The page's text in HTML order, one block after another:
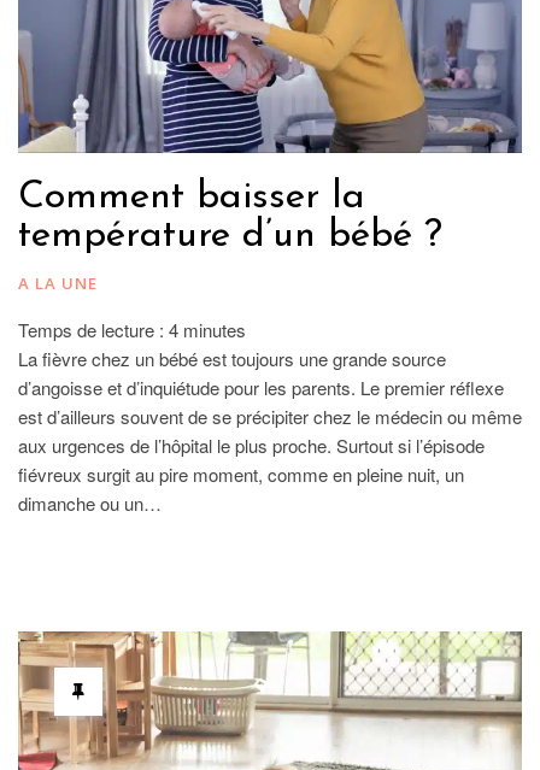
Comment baisser la
température d’un bébé ?
A LA UNE
Temps de lecture : 4 minutes
La fièvre chez un bébé est toujours une grande source
d’angoisse et d’inquiétude pour les parents. Le premier réflexe
est d’ailleurs souvent de se précipiter chez le médecin ou même
aux urgences de l’hôpital le plus proche. Surtout si l’épisode
fiévreux surgit au pire moment, comme en pleine nuit, un
dimanche ou un…